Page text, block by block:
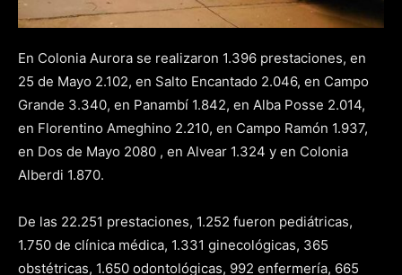
En Colonia Aurora se realizaron 1.396 prestaciones, en
25 de Mayo 2.102, en Salto Encantado 2.046, en Campo
Grande 3.340, en Panambí 1.842, en Alba Posse 2.014,
en Florentino Ameghino 2.210, en Campo Ramón 1.937,
en Dos de Mayo 2080 , en Alvear 1.324 y en Colonia
Alberdi 1.870.
De las 22.251 prestaciones, 1.252 fueron pediátricas,
1.750 de clínica médica, 1.331 ginecológicas, 365
obstétricas, 1.650 odontológicas, 992 enfermería, 665